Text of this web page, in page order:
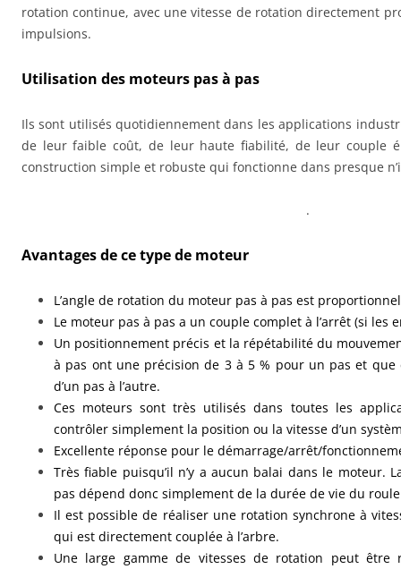
rotation continue, avec une vitesse de rotation directement
impulsions.
Utilisation des moteurs pas à pas
Ils sont utilisés quotidiennement dans les applications
de leur faible coût, de leur haute fiabilité, de leur couple
construction simple et robuste qui fonctionne dans presque
.
Avantages de ce type de moteur
L’angle de rotation du moteur pas à pas est
Le moteur pas à pas a un couple complet à l’arrêt (si les
Un positionnement précis et la répétabilité du
à pas ont une précision de 3 à 5 % pour un pas et
d’un pas à l’autre.
Ces moteurs sont très utilisés dans toutes les
contrôler simplement la position ou la vitesse d’un
Excellente réponse pour le démarrage/arrêt/
Très fiable puisqu’il n’y a aucun balai dans le moteur.
pas dépend donc simplement de la durée de vie du
Il est possible de réaliser une rotation synchrone à
qui est directement couplée à l’arbre.
Une large gamme de vitesses de rotation peut être